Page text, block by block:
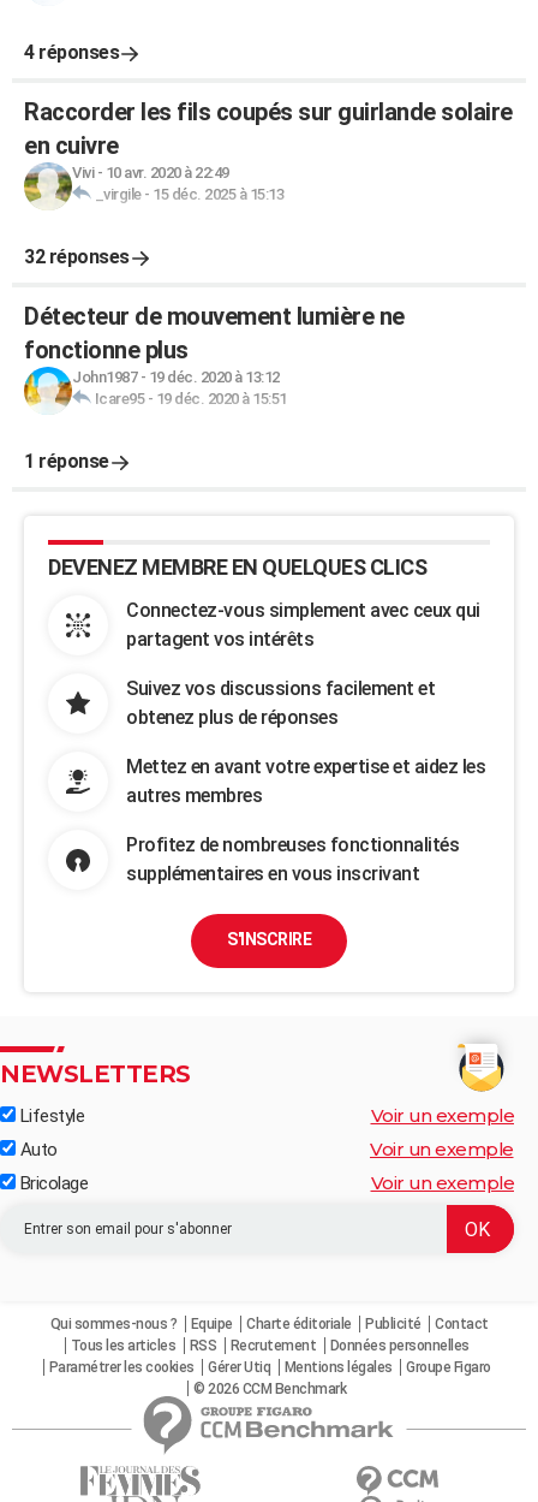
4 réponses
Raccorder les fils coupés sur guirlande solaire
en cuivre
Vivi- 10 avr. 2020 à 22:49
_virgile- 15 déc. 2025 à 15:13
32 réponses
Détecteur de mouvement lumière ne
fonctionne plus
John1987- 19 déc. 2020 à 13:12
Icare95- 19 déc. 2020 à 15:51
1 réponse
DEVENEZ MEMBRE EN QUELQUES CLICS
Connectez-vous simplement avec ceux qui
partagent vos intérêts
Suivez vos discussions facilement et
obtenez plus de réponses
Mettez en avant votre expertise et aidez les
autres membres
Profitez de nombreuses fonctionnalités
supplémentaires en vous inscrivant
S'INSCRIRE
NEWSLETTERS
Lifestyle Voir un exemple
Auto Voir un exemple
Bricolage Voir un exemple
Qui sommes-nous ? Equipe Charte éditoriale Publicité
Contact
Tous les articles
RSS Recrutement
Données personnelles
Paramétrer les cookies
Gérer Utiq Mentions légales
Groupe Figaro
© 2026 CCM Benchmark